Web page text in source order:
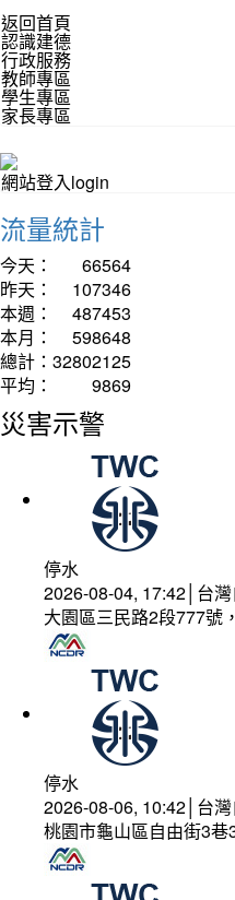
返回首頁
認識建德
行政服務
教師專區
學生專區
家長專區
網站登入login
流量統計
今天：
66564
昨天：
107346
本週：
487453
本月：
598648
總計： 32802125
平均：
9869
災害示警
停水
2026-08-04, 17:42│台
大園區三民路2段777號
停水
2026-08-06, 10:42│台
桃園市龜山區自由街3巷